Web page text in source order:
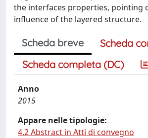
the interfaces properties, pointing
influence of the layered structure.
Scheda breve
Scheda
Scheda completa (DC)
Anno
2015
Appare nelle tipologie:
4.2 Abstract in Atti di convegno